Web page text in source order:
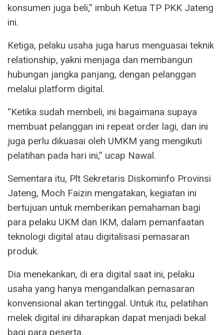
konsumen juga beli,” imbuh Ketua TP PKK Jateng
ini.
Ketiga, pelaku usaha juga harus menguasai teknik
relationship, yakni menjaga dan membangun
hubungan jangka panjang, dengan pelanggan
melalui platform digital.
“Ketika sudah membeli, ini bagaimana supaya
membuat pelanggan ini repeat order lagi, dan ini
juga perlu dikuasai oleh UMKM yang mengikuti
pelatihan pada hari ini,” ucap Nawal.
Sementara itu, Plt Sekretaris Diskominfo Provinsi
Jateng, Moch Faizin mengatakan, kegiatan ini
bertujuan untuk memberikan pemahaman bagi
para pelaku UKM dan IKM, dalam pemanfaatan
teknologi digital atau digitalisasi pemasaran
produk.
Dia menekankan, di era digital saat ini, pelaku
usaha yang hanya mengandalkan pemasaran
konvensional akan tertinggal. Untuk itu, pelatihan
melek digital ini diharapkan dapat menjadi bekal
bagi para peserta.